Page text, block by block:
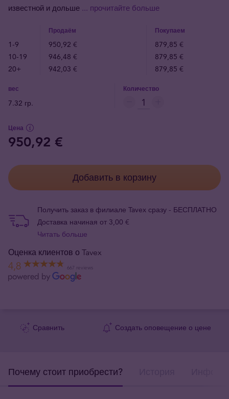
известной и дольше ... прочитайте больше
Продаём Покупаем
1-9 950,92 €
879,85 €
10-19
946,48 €
879,85 €
20+
942,03 € 879,85 €
вес
7.32 гр.
Количество
Цена
950,92 €
Добавить в корзину
Получить заказ в филиале Tavex сразу - БЕСПЛАТНО
Доставка начиная от 3,00 €
Читать больше
Оценка клиентов о Tavex
4,8 667 reviews
Сравнить Создать оповещение о цене
Почему стоит приобрести?